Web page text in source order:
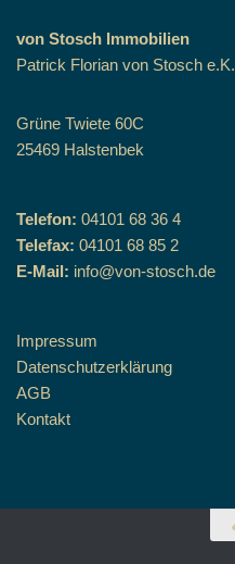
von Stosch Immobilien
Patrick Florian von Stosch e.K.
Grüne Twiete 60C
25469 Halstenbek
Telefon: 04101 68 36 4
Telefax: 04101 68 85 2
E-Mail: info@von-stosch.de
Impressum
Datenschutzerklärung
AGB
Kontakt